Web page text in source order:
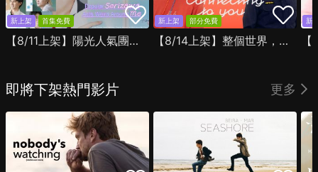
新上架 首集免費
【8/11上架】陽光人氣團中的芹澤，在我面前卻有點不對勁
新上架 部分免費
【8/14上架】整個世界，只有你連上了我
新
即將下架熱門影片 更多